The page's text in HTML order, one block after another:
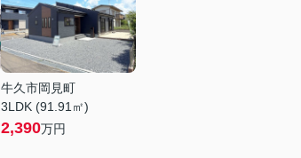
牛久市岡見町
3LDK (91.91㎡)
2,390万円